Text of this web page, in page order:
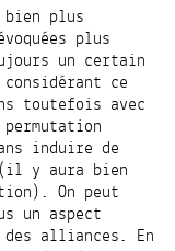
plus
plus
un certain
ce
toutefois avec
induire de
(il y aura bien
On peut
un aspect
alliances. En